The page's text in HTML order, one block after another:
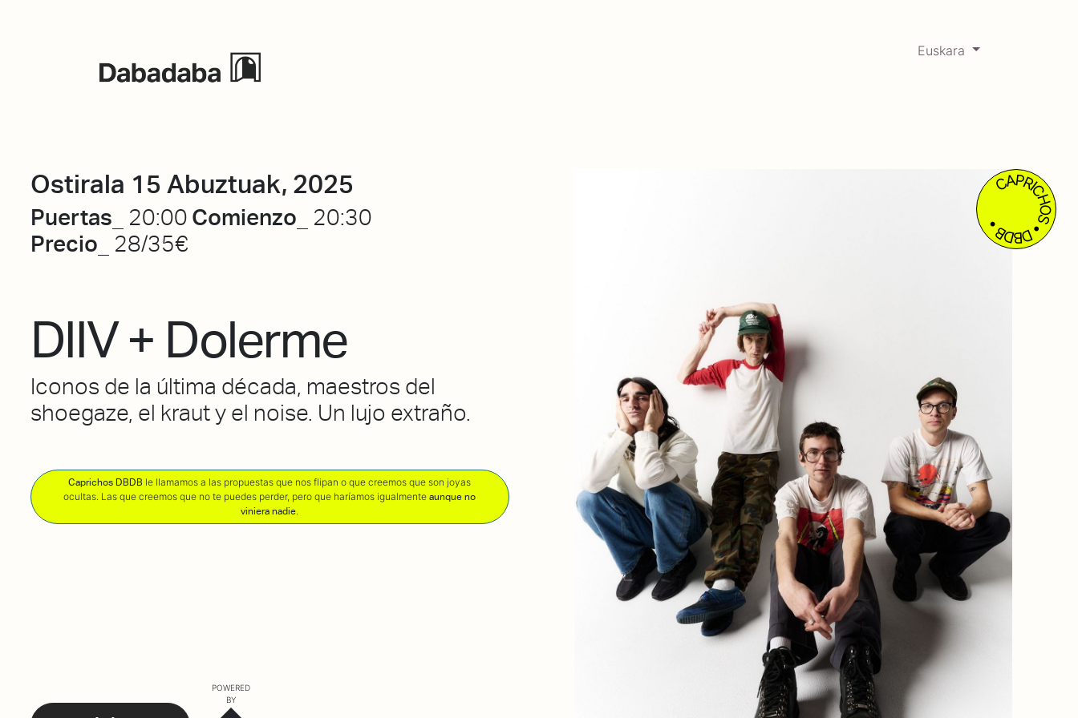
Euskara
CAPRICHOS • DBDB •
Ostirala 15 Abuztuak, 2025
Puertas_ 20:00 Comienzo_ 20:30
Precio_ 28/35€
DIIV + Dolerme
Iconos de la última década, maestros del
shoegaze, el kraut y el noise. Un lujo extraño.
Caprichos DBDB le llamamos a las propuestas que nos flipan o que creemos que son joyas
ocultas. Las que creemos que no te puedes perder, pero que haríamos igualmente aunque no
viniera nadie.
POWERED
BY